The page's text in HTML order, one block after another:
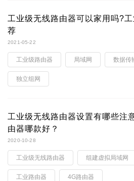
工业级无线路由器可以家用吗?
荐
2021-05-22
工业级路由器 局域网 数据传
独立组网
工业级无线路由器设置有哪些注
由器哪款好？
2020-10-28
工业级无线路由器 组建虚拟局域网
工业路由器 4G路由器